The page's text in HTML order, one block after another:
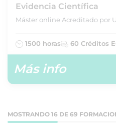
Evidencia Científica
Máster online Acreditado por
1500 horas 60 Créditos
Más info
MOSTRANDO 16 DE 69